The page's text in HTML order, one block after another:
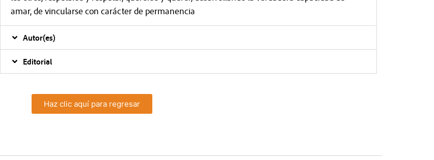
amar, de vincularse con carácter de permanencia
Autor(es)
Editorial
Haz clic aquí para regresar